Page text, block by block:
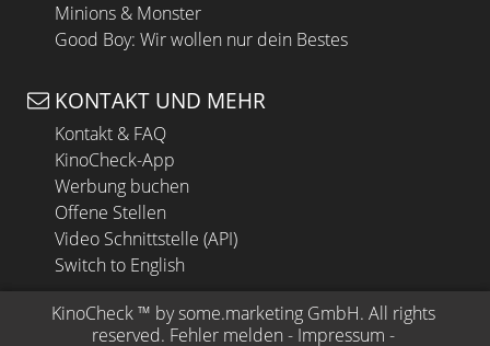
Minions & Monster
Good Boy: Wir wollen nur dein Bestes
KONTAKT UND MEHR
Kontakt & FAQ
KinoCheck-App
Werbung buchen
Offene Stellen
Video Schnittstelle (API)
Switch to English
KinoCheck ™ by some.marketing GmbH. All rights
reserved. Fehler melden - Impressum -